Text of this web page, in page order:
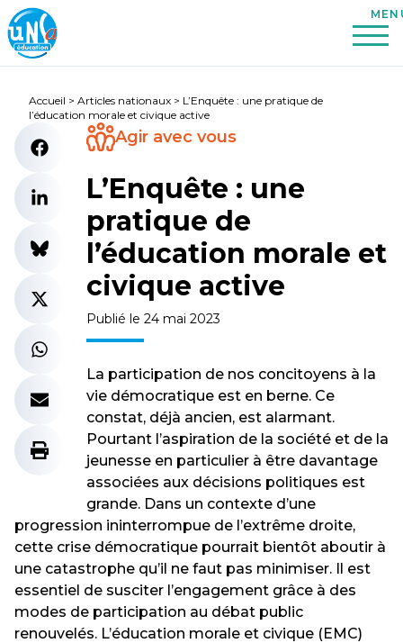
Accueil > Articles nationaux > L’Enquête : une pratique de
l’éducation morale et civique active
Agir avec vous
L’Enquête : une
pratique de
l’éducation morale et
civique active
Publié le 24 mai 2023
La participation de nos concitoyens à la
vie démocratique est en berne. Ce
constat, déjà ancien, est alarmant.
Pourtant l’aspiration de la société et de la
jeunesse en particulier à être davantage
associées aux décisions politiques est
grande. Dans un contexte d’une
progression ininterrompue de l’extrême droite,
cette crise démocratique pourrait bientôt aboutir à
une catastrophe qu’il ne faut pas minimiser. Il est
essentiel de susciter l’engagement grâce à des
modes de participation au débat public
renouvelés. L’éducation morale et civique (EMC)